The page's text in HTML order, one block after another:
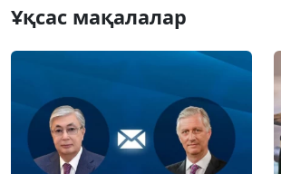
Ұқсас мақалалар